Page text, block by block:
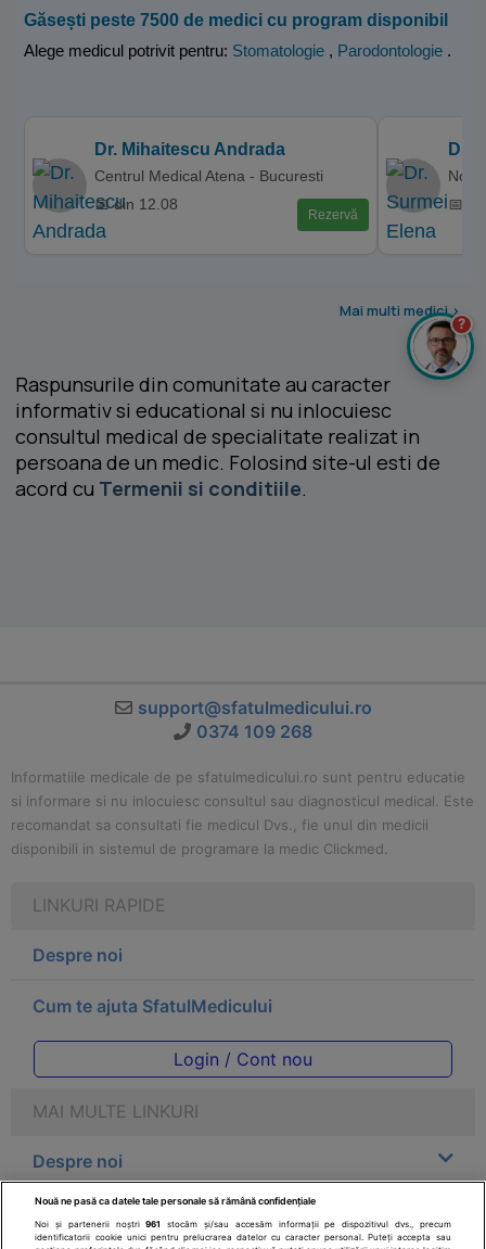
Găsești peste 7500 de medici cu program disponibil
Alege medicul potrivit pentru: Stomatologie , Parodontologie .
Dr. Mihaitescu Andrada
Centrul Medical Atena - Bucuresti
📅 din 12.08
Rezervă
Dr.
📅
Mai multi medici >
Raspunsurile din comunitate au caracter
informativ si educational si nu inlocuiesc
consultul medical de specialitate realizat in
persoana de un medic. Folosind site-ul esti de
acord cu Termenii si conditiile.
support@sfatulmedicului.ro
0374 109 268
Informatiile medicale de pe sfatulmedicului.ro sunt pentru educatie
si informare si nu inlocuiesc consultul sau diagnosticul medical. Este
recomandat sa consultati fie medicul Dvs., fie unul din medicii
disponibili in sistemul de programare la medic Clickmed.
LINKURI RAPIDE
Despre noi
Cum te ajuta SfatulMedicului
Login / Cont nou
MAI MULTE LINKURI
Despre noi
Legal
?
Nouă ne pasă ca datele tale personale să rămână confidențiale
Noi și partenerii noștri961
stocăm și/sau accesăm informații pe dispozitivul dvs., precum
identificatorii cookie unici pentru prelucrarea datelor cu caracter personal. Puteți accepta sau